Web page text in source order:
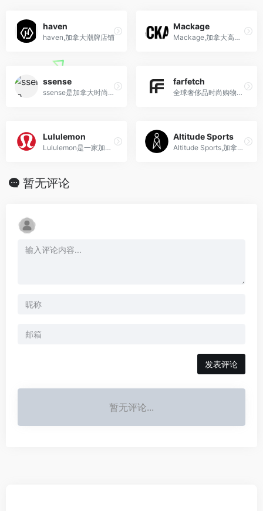
haven
haven,加拿大潮牌店铺
Mackage
Mackage,加拿大高端休闲服饰品牌,主打潮流大衣和羽绒服
ssense
ssense是加拿大时尚奢侈电商平台
farfetch
全球奢侈品时尚购物折扣平台,汇集国际3000多个奢侈品品牌及时尚单品任你挑选。海外直邮,正品保障
Lululemon
Lululemon是一家加拿大高端运动服装品牌，以高品质、时尚设计和社区建设而著名。
Altitude Sports
Altitude Sports,加拿大最大的海淘户外用品电商
暂无评论
发表评论
暂无评论...